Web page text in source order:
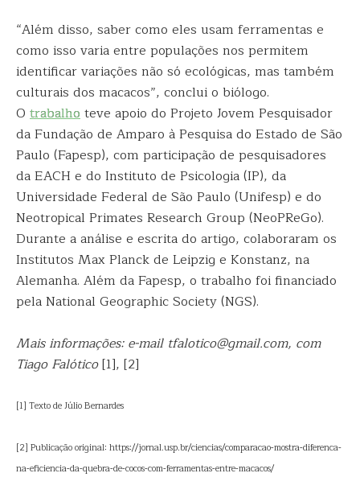
“Além disso, saber como eles usam ferramentas e
como isso varia entre populações nos permitem
identificar variações não só ecológicas, mas também
culturais dos macacos”, conclui o biólogo.
O trabalhoteve apoio do Projeto Jovem Pesquisador
da Fundação de Amparo à Pesquisa do Estado de São
Paulo (Fapesp), com participação de pesquisadores
da EACH e do Instituto de Psicologia (IP), da
Universidade Federal de São Paulo (Unifesp) e do
Neotropical Primates Research Group (NeoPReGo).
Durante a análise e escrita do artigo, colaboraram os
Institutos Max Planck de Leipzig e Konstanz, na
Alemanha. Além da Fapesp, o trabalho foi financiado
pela National Geographic Society (NGS).
Mais informações: e-mail tfalotico@gmail.com, com
Tiago Falótico[1], [2]
[1] Texto de Júlio Bernardes
[2] Publicação original: https://jornal.usp.br/ciencias/comparacao-mostra-diferenca-
na-eficiencia-da-quebra-de-cocos-com-ferramentas-entre-macacos/